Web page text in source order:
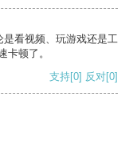
看视频、玩游戏还是工
卡顿了。
支持[0] 反对[0]